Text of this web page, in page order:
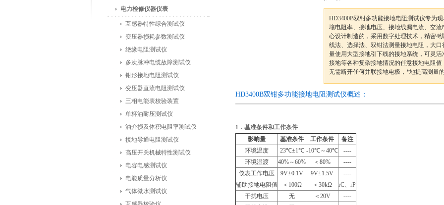
电力检修仪器仪表
互感器特性综合测试仪
变压器损耗参数测试仪
绝缘电阻测试仪
多次脉冲电缆故障测试仪
钳形接地电阻测试仪
变压器直流电阻测试仪
三相电能表校验装置
单杯油耐压测试仪
油介损及体积电阻率测试仪
接地导通电阻测试仪
高压开关机械特性测试仪
电容电感测试仪
电能质量分析仪
气体微水测试仪
HD3400B双钳多功能接地电阻测试仪专为
壤电阻率、接地电压、接地线漏电流、交
心设计制造的，采用数字处理技术，精密4
线法、选择法、双钳法测量接地电阻，大口
量使用大型接地引下线的接地系统，可灵
接地等各种复杂接地情况的任意接地电阻
无需断开任何并联接地电极，*地提高测量
HD3400B双钳多功能接地电阻测试仪概述：
1 ．基准条件和工作条件
影响量
基准条件 工作条件
备注
环境温度
23℃±1℃ -10℃～40℃
----
环境湿渡
40%～60% ＜80%
----
仪表工作电压
9V±0.1V 9V±1.5V
----
辅助接地电阻值
＜100Ω ＜30kΩ rC、rP
干扰电压
无 ＜20V
----